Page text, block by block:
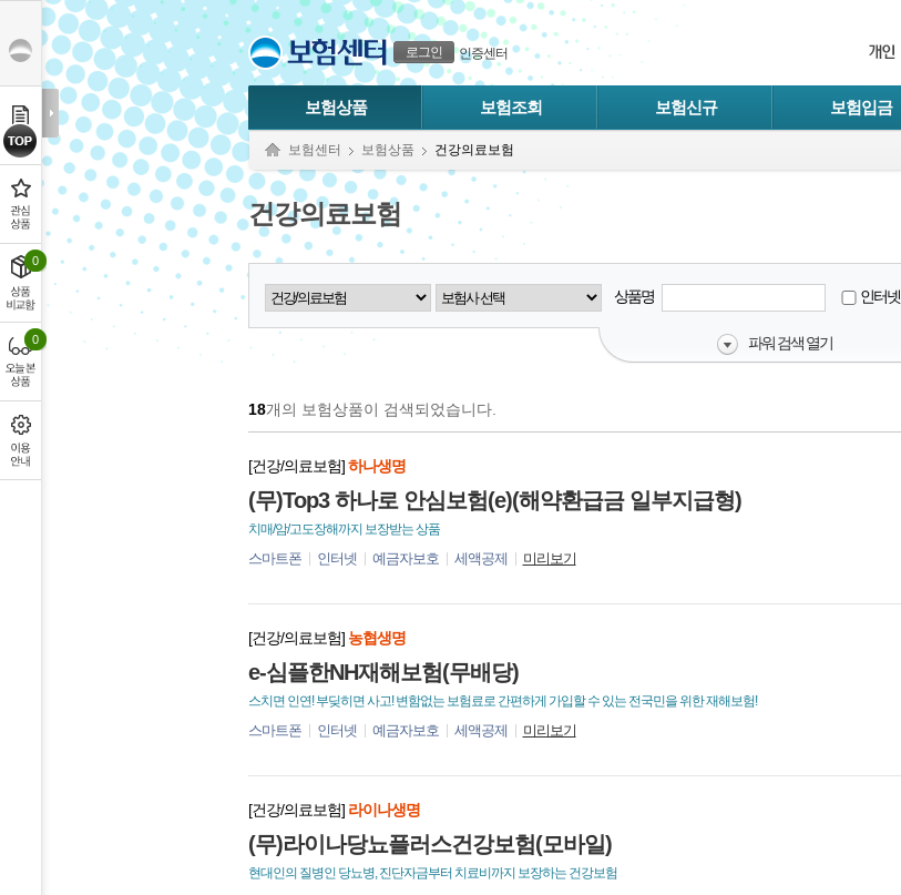
본문으로 바로가기
푸터 바로가기
로그인 인증센터
보험상품 보험조회 보험신규 보험입금
보험센터 보험상품 건강의료보험
건강의료보험
상품명 인터넷
파워 검색 열기
18개의 보험상품이 검색되었습니다.
(무)Top3 하나로 안심보험(e)(해약환급금 일부지급형)
[건강/의료보험]하나생명
치매/암/고도장해까지 보장받는 상품
스마트폰 인터넷 예금자보호 세액공제 미리보기
e-심플한NH재해보험(무배당)
[건강/의료보험] 농협생명
스치면 인연! 부딪히면 사고! 변함없는 보험료로 간편하게 가입할 수 있는 전국민을 위한 재해보험!
스마트폰 인터넷 예금자보호 세액공제 미리보기
(무)라이나당뇨플러스건강보험(모바일)
[건강/의료보험] 라이나생명
현대인의 질병인 당뇨병, 진단자금부터 치료비까지 보장하는 건강보험
0
0